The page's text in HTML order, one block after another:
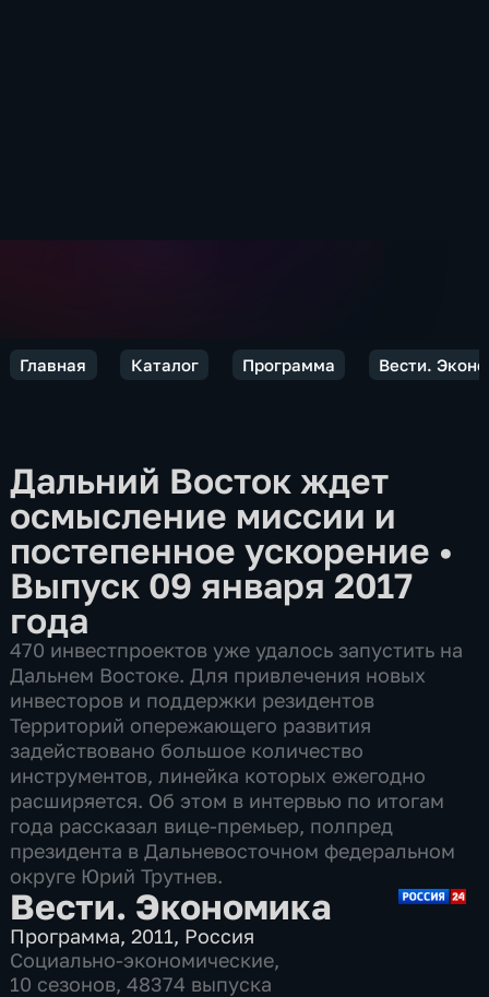
Главная Каталог Программа Вести.
Дальний Восток ждет
осмысление миссии и
постепенное ускорение •
Выпуск 09 января 2017
года
470 инвестпроектов уже удалось запустить на
Дальнем Востоке. Для привлечения новых
инвесторов и поддержки резидентов
Территорий опережающего развития
задействовано большое количество
инструментов, линейка которых ежегодно
расширяется. Об этом в интервью по итогам
года рассказал вице-премьер, полпред
президента в Дальневосточном федеральном
округе Юрий Трутнев.
Вести. Экономика
Программа,2011, Россия
Социально-экономические,
10 сезонов, 48374 выпуска